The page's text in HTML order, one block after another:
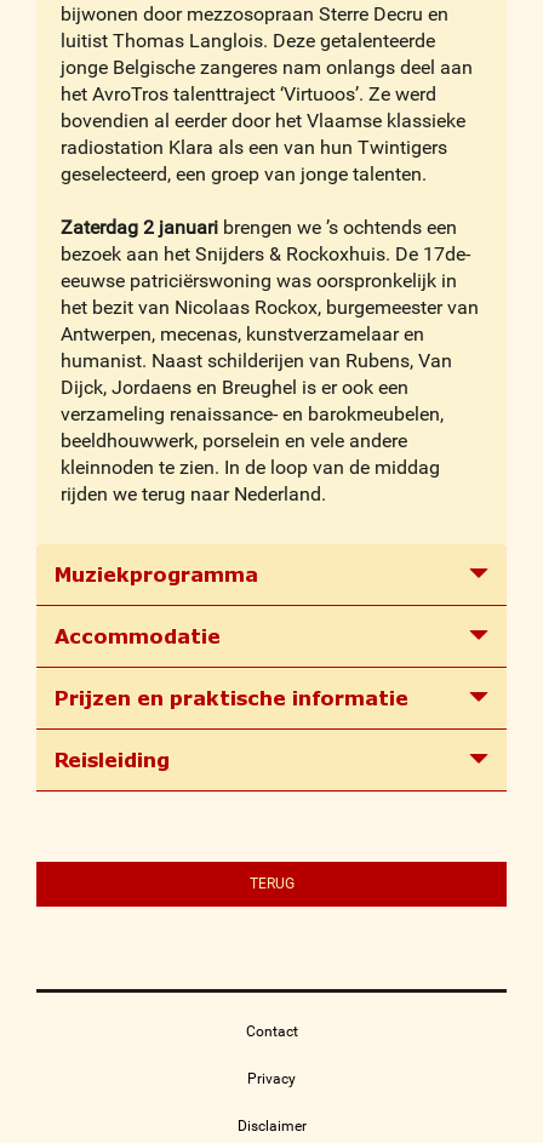
bijwonen door mezzosopraan Sterre Decru en
luitist Thomas Langlois. Deze getalenteerde
jonge Belgische zangeres nam onlangs deel aan
het AvroTros talenttraject ‘Virtuoos’. Ze werd
bovendien al eerder door het Vlaamse klassieke
radiostation Klara als een van hun Twintigers
geselecteerd, een groep van jonge talenten.
Zaterdag 2 januari brengen we ’s ochtends een
bezoek aan het Snijders & Rockoxhuis. De 17de-
eeuwse patriciërswoning was oorspronkelijk in
het bezit van Nicolaas Rockox, burgemeester van
Antwerpen, mecenas, kunstverzamelaar en
humanist. Naast schilderijen van Rubens, Van
Dijck, Jordaens en Breughel is er ook een
verzameling renaissance- en barokmeubelen,
beeldhouwwerk, porselein en vele andere
kleinnoden te zien. In de loop van de middag
rijden we terug naar Nederland.
Muziekprogramma
Accommodatie
Prijzen en praktische informatie
Reisleiding
TERUG
Contact
Privacy
Disclaimer